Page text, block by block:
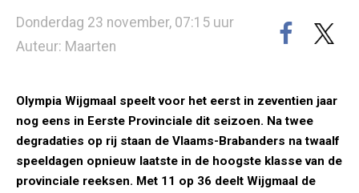
Donderdag 23 november, 07:15 uur
Auteur: Maarten
Olympia Wijgmaal speelt voor het eerst in zeventien jaar
nog eens in Eerste Provinciale dit seizoen. Na twee
degradaties op rij staan de Vlaams-Brabanders na twaalf
speeldagen opnieuw laatste in de hoogste klasse van de
provinciale reeksen. Met 11 op 36 deelt Wijgmaal de